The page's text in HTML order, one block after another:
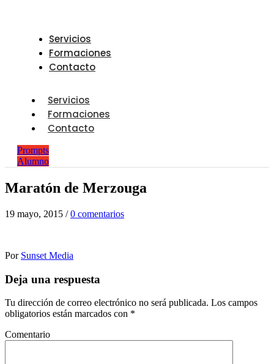
Servicios
Formaciones
Contacto
Servicios
Formaciones
Contacto
Prompts
Alumno
Maratón de Merzouga
19 mayo, 2015 / 0 comentarios
Por Sunset Media
Deja una respuesta
Tu dirección de correo electrónico no será publicada. Los campos
obligatorios están marcados con *
Comentario